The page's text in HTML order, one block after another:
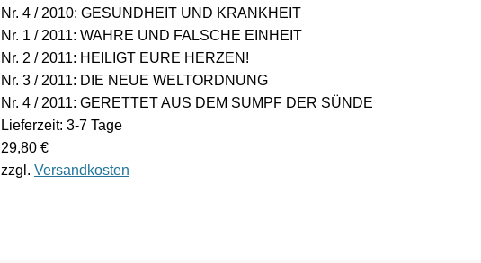
Nr. 4 / 2010: GESUNDHEIT UND KRANKHEIT
Nr. 1 / 2011: WAHRE UND FALSCHE EINHEIT
Nr. 2 / 2011: HEILIGT EURE HERZEN!
Nr. 3 / 2011: DIE NEUE WELTORDNUNG
Nr. 4 / 2011: GERETTET AUS DEM SUMPF DER SÜNDE
Lieferzeit: 3-7 Tage
29,80 €
zzgl. Versandkosten